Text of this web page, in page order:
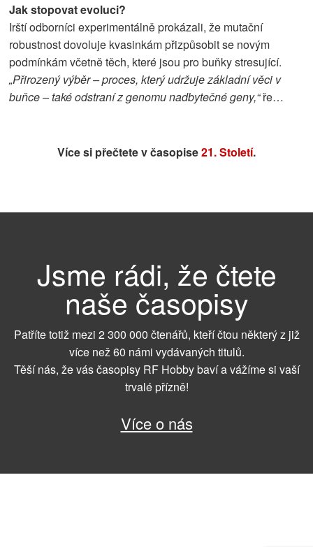
Jak stopovat evoluci?
Irští odborníci experimentálně prokázali, že mutační
robustnost dovoluje kvasinkám přizpůsobit se novým
podmínkám včetně těch, které jsou pro buňky stresující.
„Přirozený výběr – proces, který udržuje základní věci v
buňce – také odstraní z genomu nadbytečné geny,“ře…
Více si přečtete v časopise21. Století.
Jsme rádi, že čtete
naše časopisy
Patříte totiž mezi 2 300 000 čtenářů, kteří čtou některý z již
více než 60 námi vydávaných titulů.
Těší nás, že vás časopisy RF Hobby baví a vážíme si vaší
trvalé přízně!
Více o nás